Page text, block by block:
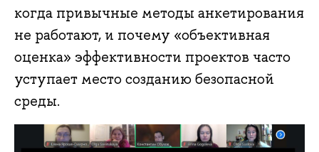
когда привычные методы анкетирования
не работают, и почему «объективная
оценка» эффективности проектов часто
уступает место созданию безопасной
среды.